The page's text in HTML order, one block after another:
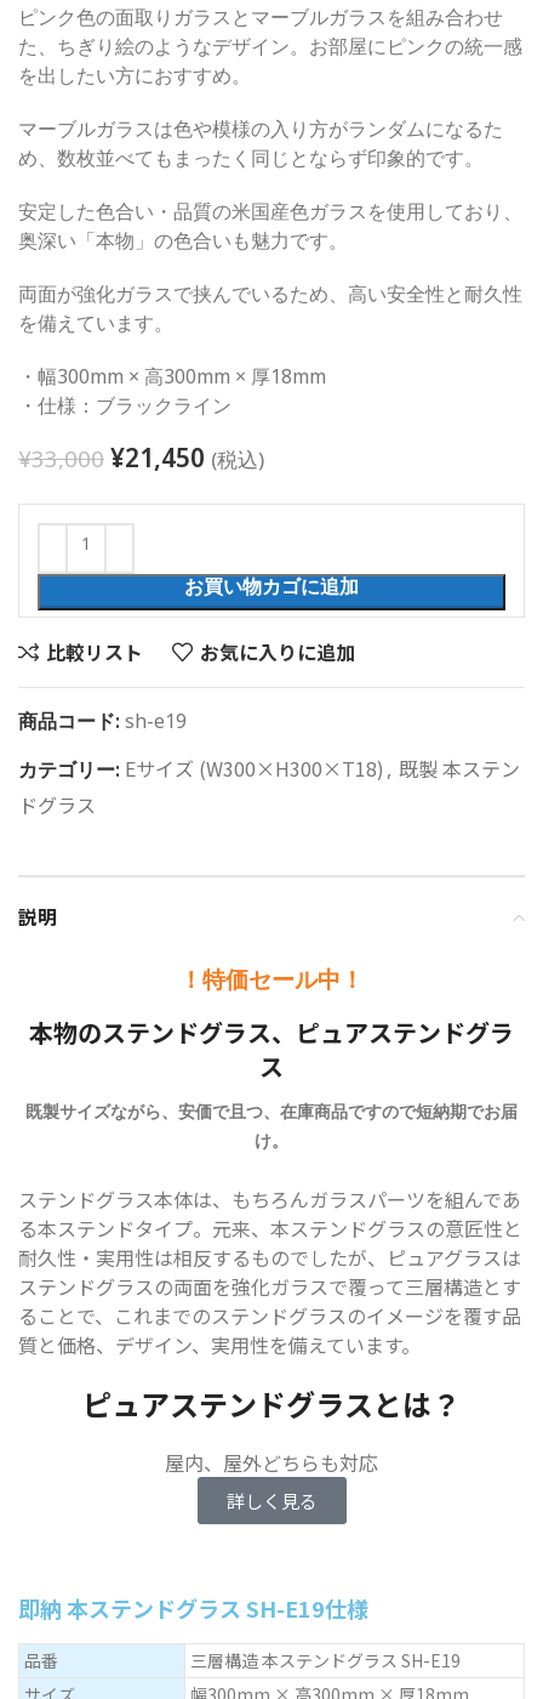
ピンク色の面取りガラスとマーブルガラスを組み合わせ
た、ちぎり絵のようなデザイン。お部屋にピンクの統一感
を出したい方におすすめ。
マーブルガラスは色や模様の入り方がランダムになるた
め、数枚並べてもまったく同じとならず印象的です。
安定した色合い・品質の米国産色ガラスを使用しており、
奥深い「本物」の色合いも魅力です。
両面が強化ガラスで挟んでいるため、高い安全性と耐久性
を備えています。
・幅300mm × 高300mm × 厚18mm
・仕様：ブラックライン
¥33,000¥21,450 (税込)
お買い物カゴに追加
比較リスト お気に入りに追加
商品コード:sh-e19
カテゴリー: Eサイズ (W300×H300×T18), 既製 本ステン
ドグラス
説明
！特価セール中！
本物のステンドグラス、ピュアステンドグラ
ス
既製サイズながら、安価で且つ、在庫商品ですので短納期でお届
け。
ステンドグラス本体は、もちろんガラスパーツを組んであ
る本ステンドタイプ。元来、本ステンドグラスの意匠性と
耐久性・実用性は相反するものでしたが、ピュアグラスは
ステンドグラスの両面を強化ガラスで覆って三層構造とす
ることで、これまでのステンドグラスのイメージを覆す品
質と価格、デザイン、実用性を備えています。
ピュアステンドグラスとは？
屋内、屋外どちらも対応
詳しく見る
即納 本ステンドグラス SH-E19仕様
品番
三層構造 本ステンドグラス SH-E19
サイズ
幅300mm × 高300mm × 厚18mm